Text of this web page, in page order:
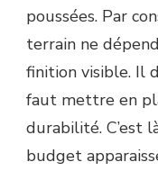
poussées. Par
terrain ne
finition visible. Il
faut mettre en
durabilité. C’est
budget